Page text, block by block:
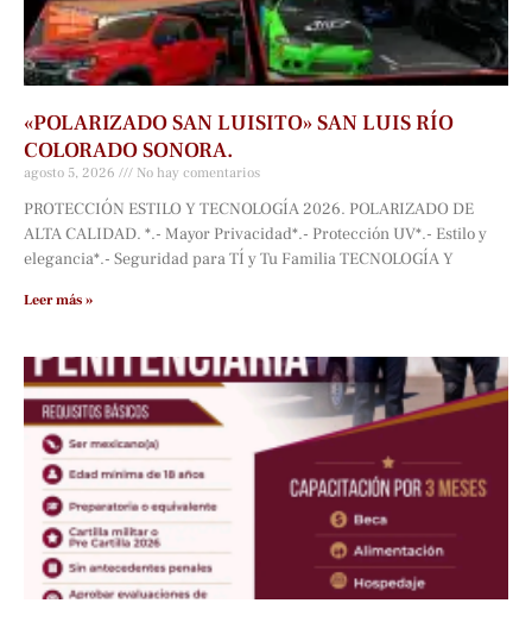
«POLARIZADO SAN LUISITO» SAN LUIS RÍO
COLORADO SONORA.
agosto 5, 2026 No hay comentarios
PROTECCIÓN ESTILO Y TECNOLOGÍA 2026. POLARIZADO DE
ALTA CALIDAD. *.- Mayor Privacidad*.- Protección UV*.- Estilo y
elegancia*.- Seguridad para TÍ y Tu Familia TECNOLOGÍA Y
Leer más »